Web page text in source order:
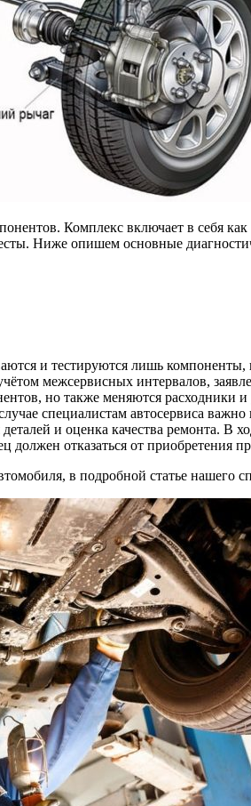
Комплекс включает в себя
Ниже опишем основные
и тестируются лишь
межсервисных интервалов,
но также меняются расходники
специалистам автосервиса
и оценка качества ремонта. В
должен отказаться от приобретения
в подробной статье нашего